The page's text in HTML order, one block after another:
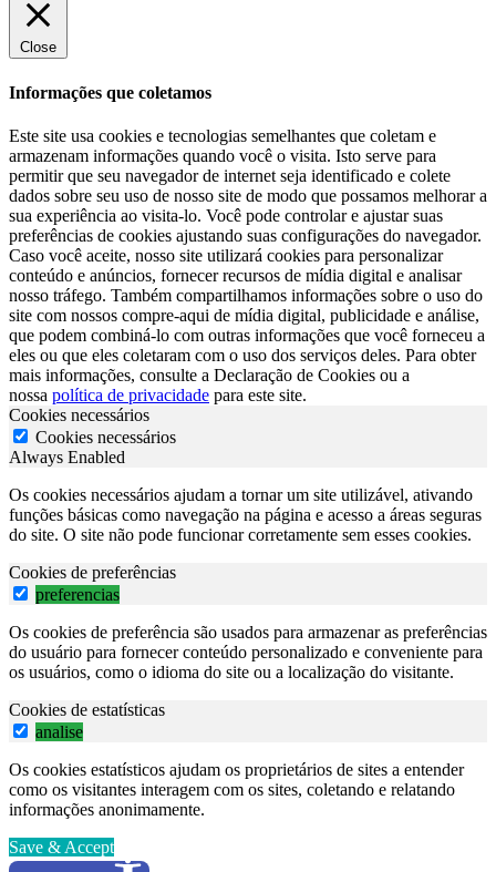
Close
Informações que coletamos
Este site usa cookies e tecnologias semelhantes que coletam e
armazenam informações quando você o visita. Isto serve para
permitir que seu navegador de internet seja identificado e colete
dados sobre seu uso de nosso site de modo que possamos melhorar a
sua experiência ao visita-lo. Você pode controlar e ajustar suas
preferências de cookies ajustando suas configurações do navegador.
Caso você aceite, nosso site utilizará cookies para personalizar
conteúdo e anúncios, fornecer recursos de mídia digital e analisar
nosso tráfego. Também compartilhamos informações sobre o uso do
site com nossos compre-aqui de mídia digital, publicidade e análise,
que podem combiná-lo com outras informações que você forneceu a
eles ou que eles coletaram com o uso dos serviços deles. Para obter
mais informações, consulte a Declaração de Cookies ou a
nossa política de privacidade para este site.
Cookies necessários
Cookies necessários
Always Enabled
Os cookies necessários ajudam a tornar um site utilizável, ativando
funções básicas como navegação na página e acesso a áreas seguras
do site. O site não pode funcionar corretamente sem esses cookies.
Cookies de preferências
preferencias
Os cookies de preferência são usados para armazenar as preferências
do usuário para fornecer conteúdo personalizado e conveniente para
os usuários, como o idioma do site ou a localização do visitante.
Cookies de estatísticas
analise
Os cookies estatísticos ajudam os proprietários de sites a entender
como os visitantes interagem com os sites, coletando e relatando
informações anonimamente.
Save & Accept